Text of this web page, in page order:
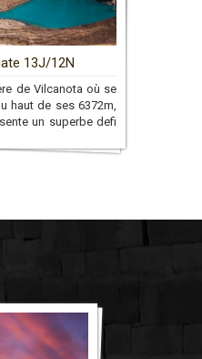
13J/12N
de Vilcanota où se
haut de ses 6372m,
un superbe defi